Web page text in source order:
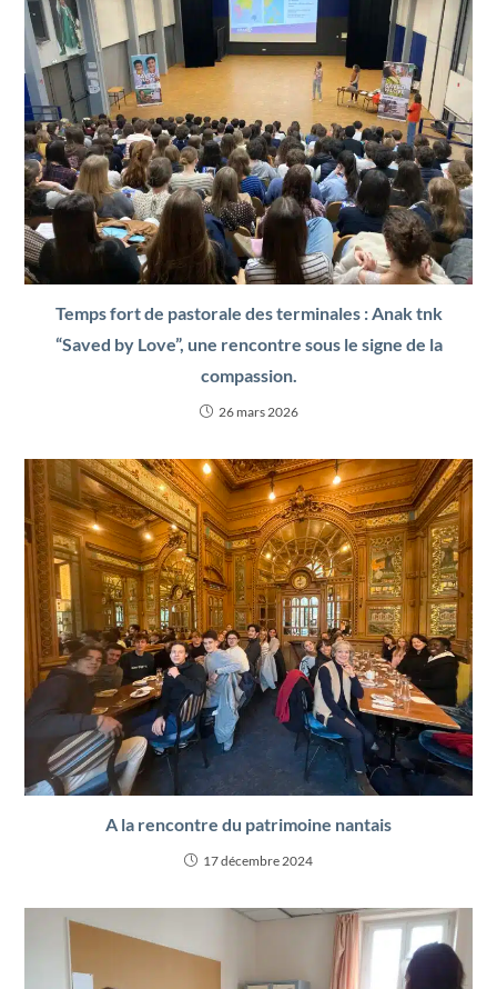
Temps fort de pastorale des terminales : Anak tnk
“Saved by Love”, une rencontre sous le signe de la
compassion.
26 mars 2026
A la rencontre du patrimoine nantais
17 décembre 2024